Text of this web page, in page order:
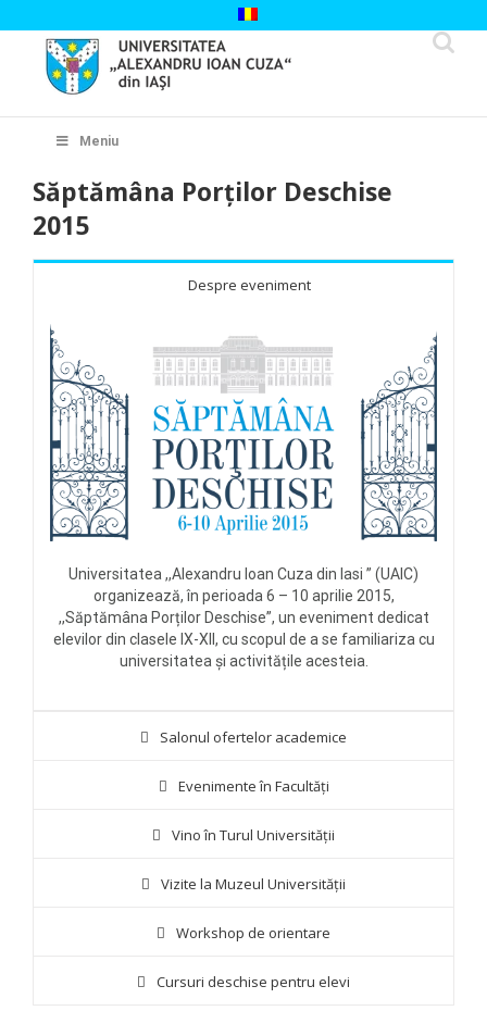
to
content
Meniu
Săptămâna Porților Deschise
2015
Despre eveniment
Universitatea ,,Alexandru Ioan Cuza din Iasi ” (UAIC)
organizează, în perioada 6 – 10 aprilie 2015,
,,Săptămâna Porților Deschise”, un eveniment dedicat
elevilor din clasele IX-XII, cu scopul de a se familiariza cu
universitatea și activitățile acesteia.
Salonul ofertelor academice
Evenimente în Facultăți
Vino în Turul Universității
Vizite la Muzeul Universității
Workshop de orientare
Cursuri deschise pentru elevi